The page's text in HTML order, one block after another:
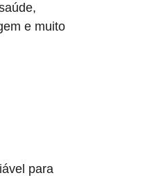
e muito
para